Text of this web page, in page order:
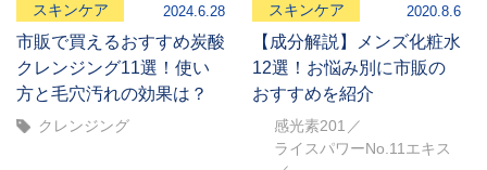
スキンケア 2024.6.28
市販で買えるおすすめ炭酸
クレンジング11選！使い
方と毛穴汚れの効果は？
クレンジング
スキンケア 2020.8.6
【成分解説】メンズ化粧水
12選！お悩み別に市販の
おすすめを紹介
感光素201
ライスパワーNo.11エキス